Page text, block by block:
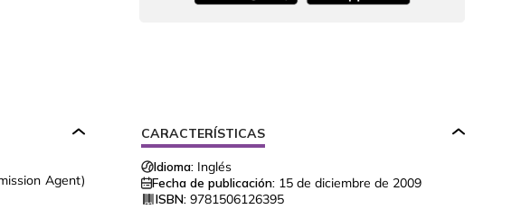
Agent)
CARACTERÍSTICAS
Idioma: Inglés
Fecha de publicación: 15 de diciembre de 2009
ISBN: 9781506126395